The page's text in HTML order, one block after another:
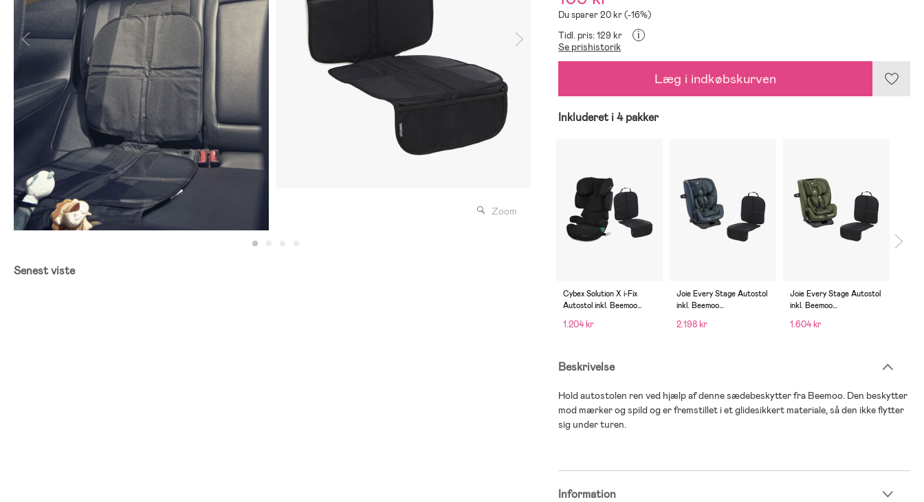
Zoom
Senest viste
Du sparer 20 kr (-16%)
Tidl. pris: 129 kr
i
Se prishistorik
Læg i indkøbskurven
Inkluderet i 4 pakker
Cybex Solution X i-Fix
Autostol inkl. Beemoo
Black
1.204 kr
Joie Every Stage Autostol
inkl. Beemoo
Lagoon
2.198 kr
Joie Every Stage Autostol
inkl. Beemoo
1.604 kr
Beskrivelse
Hold autostolen ren ved hjælp af denne sædebeskytter fra Beemoo. Den beskytter
mod mærker og spild og er fremstillet i et glidesikkert materiale, så den ikke flytter
sig under turen.
Information